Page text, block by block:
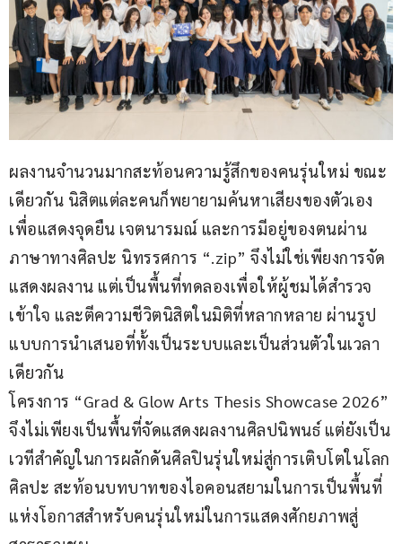
ผลงานจำนวนมากสะท้อนความรู้สึกของคนรุ่นใหม่ ขณะ
เดียวกัน นิสิตแต่ละคนก็พยายามค้นหาเสียงของตัวเอง
เพื่อแสดงจุดยืน เจตนารมณ์ และการมีอยู่ของตนผ่าน
ภาษาทางศิลปะ นิทรรศการ “.zip” จึงไม่ใช่เพียงการจัด
แสดงผลงาน แต่เป็นพื้นที่ทดลองเพื่อให้ผู้ชมได้สำรวจ
เข้าใจ และตีความชีวิตนิสิตในมิติที่หลากหลาย ผ่านรูป
แบบการนำเสนอที่ทั้งเป็นระบบและเป็นส่วนตัวในเวลา
เดียวกัน
โครงการ “Grad & Glow Arts Thesis Showcase 2026”
จึงไม่เพียงเป็นพื้นที่จัดแสดงผลงานศิลปนิพนธ์ แต่ยังเป็น
เวทีสำคัญในการผลักดันศิลปินรุ่นใหม่สู่การเติบโตในโลก
ศิลปะ สะท้อนบทบาทของไอคอนสยามในการเป็นพื้นที่
แห่งโอกาสสำหรับคนรุ่นใหม่ในการแสดงศักยภาพสู่